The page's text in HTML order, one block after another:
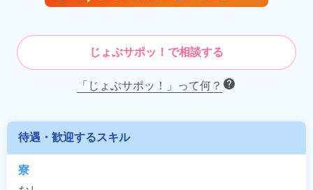
じょぶサポッ！で相談する
「じょぶサポッ！」って何？
待遇・歓迎するスキル
寮